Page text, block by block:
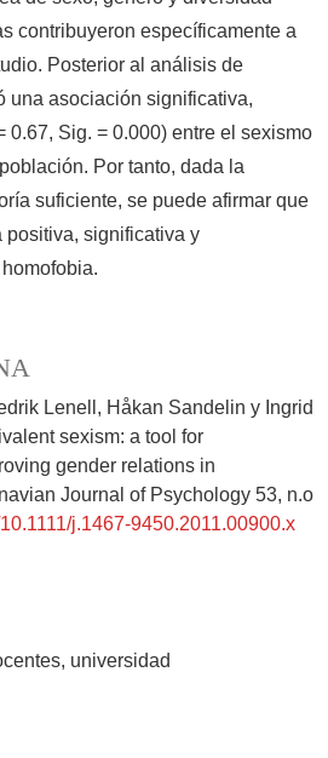
universidad
Lenell, Håkan Sandelin y Ingrid
sexism: a tool for
gender relations in
Journal of Psychology 53, n.o
j.1467-9450.2011.00900.x
contribuyeron específicamente a
Posterior al análisis de
una asociación significativa,
0.67, Sig. = 0.000) entre el sexismo
Por tanto, dada la
suficiente, se puede afirmar que
significativa y